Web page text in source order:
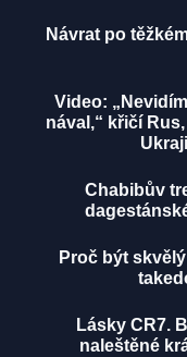
Návrat po
Video:
nával,“ křičí
Chabibův
Proč být
Lásky CR7.
naleštěné